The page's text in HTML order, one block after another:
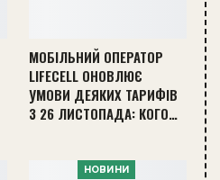
МОБІЛЬНИЙ ОПЕРАТОР
LIFECELL ОНОВЛЮЄ
УМОВИ ДЕЯКИХ ТАРИФІВ
З 26 ЛИСТОПАДА: КОГО…
НОВИНИ